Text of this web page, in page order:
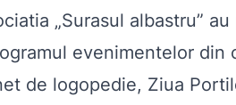
„Surasul albastru”
evenimentelor din
de logopedie, Ziua